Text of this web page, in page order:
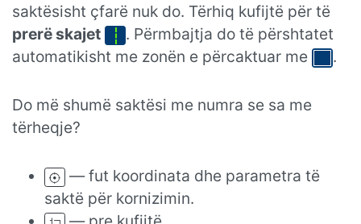
saktësisht çfarë nuk do. Tërhiq kufijtë për të
prerë skajet
. Përmbajtja do të përshtatet
automatikisht me zonën e përcaktuar me
.
Do më shumë saktësi me numra se sa me
tërheqje?
— fut koordinata dhe parametra të
saktë për kornizimin.